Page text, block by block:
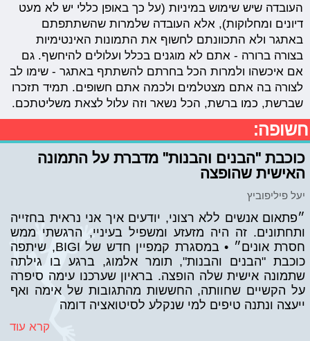
העובדה שיש שימוש במיניות (על כך באופן כללי יש לא מעט
דיונים ומחלוקות), אלא העובדה שלמרות שהשתתפתם
באתגר ולא התכוונתם לחשוף את התמונות האינטימיות
בצורה ברורה - אתם לא מוגנים בכלל ועלולים להיחשף. גם
אם איכשהו ולמרות הכל בחרתם להשתתף באתגר - שימו לב
לצורה בה אתם מצטלמים ולכמה אתם חשופים. תמיד תזכרו
שברשת, כמו ברשת, הכל נשאר וזה עלול לצאת משליטתכם.
חשופה:
כוכבת "הבנים והבנות" מדברת על התמונה
האישית שהופצה
יעל פיליפוביץ
״פתאום אנשים ללא רצוני, יודעים איך אני נראית בחזייה
ותחתונים. זה היה מזעזע ומשפיל בעיניי, הרגשתי ממש
חסרת אונים״ • במסגרת קמפיין חדש של BIGI, שיתפה
כוכבת "הבנים והבנות", תומר אלמוג, ברגע בו גילתה
שתמונה אישית שלה הופצה. בראיון שערכנו עימה סיפרה
על הקשיים שחוותה, החששות מהתגובות של אימה ואף
ייעצה ונתנה טיפים למי שנקלע לסיטואציה דומה
קרא עוד